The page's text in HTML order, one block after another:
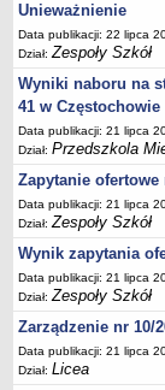
Unieważnienie
Data publikacji: 22 lipca
Dział:Zespoły Szkół
Wyniki naboru na
41 w Częstochowie
Data publikacji: 21 lipca
Dział:Przedszkola
Zapytanie ofertowe
Data publikacji: 21 lipca
Dział:Zespoły Szkół
Wynik zapytania
Data publikacji: 21 lipca
Dział:Zespoły Szkół
Zarządzenie nr 10/
Data publikacji: 21 lipca
Dział:Licea